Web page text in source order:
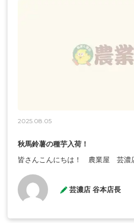
2025.08.05
秋馬鈴薯の種芋入荷！
皆さんこんにちは！ 農業屋 芸濃
芸濃店 谷本店長